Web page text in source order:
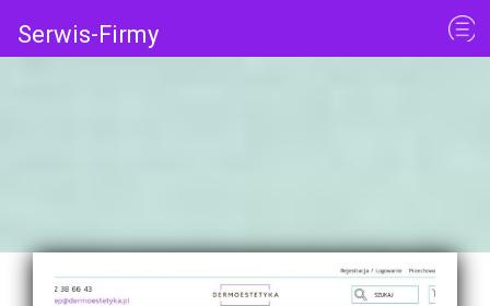
Serwis-Firmy